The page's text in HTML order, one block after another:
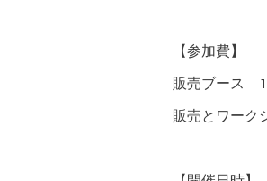
【参加費】
販売ブース
販売とワー